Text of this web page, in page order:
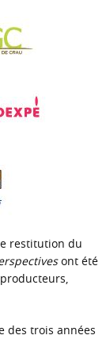
restitution du
ont été
des trois années